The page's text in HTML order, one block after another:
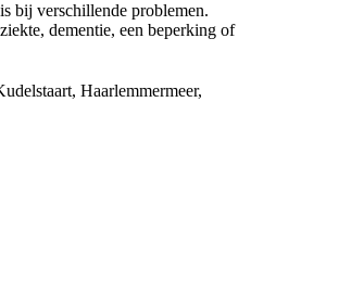
bij verschillende problemen.
dementie, een beperking of
Haarlemmermeer,